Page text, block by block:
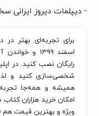
- دیپلمات دیروز ایرانی
اسفند ۱۳۹۹
رایگان نصب کنید. در
شخصی‌سازی کنید و
همیشه و همه‌جا
امکان خرید هزاران
ویژه و بهترین قیمت هم